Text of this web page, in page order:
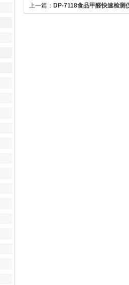
上一篇： DP-7118食品甲醛快速检测